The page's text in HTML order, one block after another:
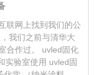
联网上找到我们的公
我们之前与清华大
合作过。 uvled固化
实验室使用 uvled固